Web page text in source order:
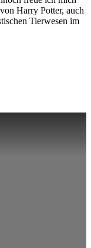
Harry Potter, auch
Tierwesen im